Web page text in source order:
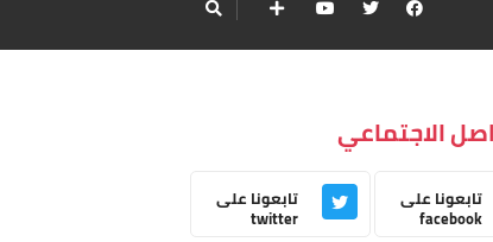
الاجتماعي
تابعونا على
facebook
تابعونا على
twitter